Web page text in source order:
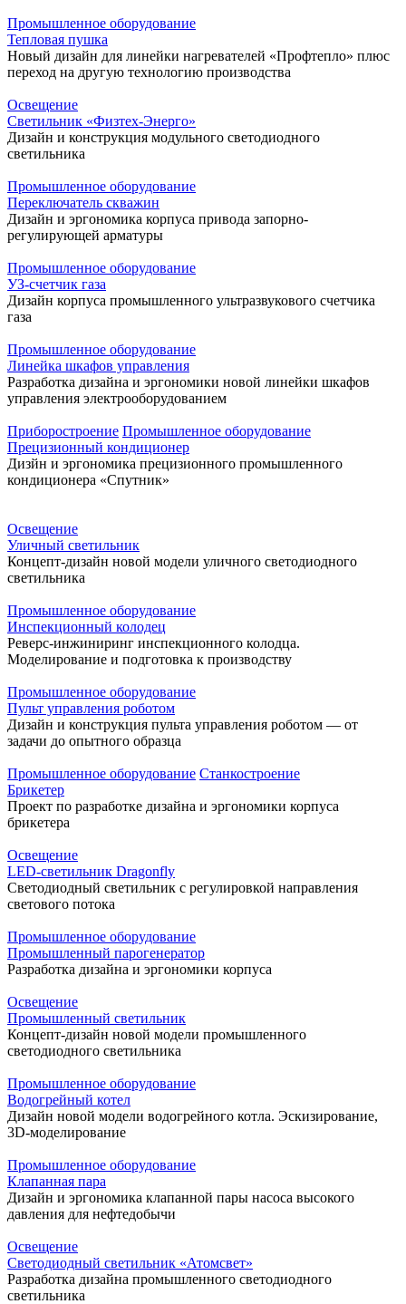
Промышленное оборудование
Тепловая пушка
Новый дизайн для линейки нагревателей «Профтепло» плюс
переход на другую технологию производства
Освещение
Светильник «Физтех-Энерго»
Дизайн и конструкция модульного светодиодного
светильника
Промышленное оборудование
Переключатель скважин
Дизайн и эргономика корпуса привода запорно-
регулирующей арматуры
Промышленное оборудование
УЗ-счетчик газа
Дизайн корпуса промышленного ультразвукового счетчика
газа
Промышленное оборудование
Линейка шкафов управления
Разработка дизайна и эргономики новой линейки шкафов
управления электрооборудованием
Приборостроение Промышленное оборудование
Прецизионный кондиционер
Дизйн и эргономика прецизионного промышленного
кондиционера «Спутник»
Освещение
Уличный светильник
Концепт-дизайн новой модели уличного светодиодного
светильника
Промышленное оборудование
Инспекционный колодец
Реверс-инжиниринг инспекционного колодца.
Моделирование и подготовка к производству
Промышленное оборудование
Пульт управления роботом
Дизайн и конструкция пульта управления роботом — от
задачи до опытного образца
Промышленное оборудование Станкостроение
Брикетер
Проект по разработке дизайна и эргономики корпуса
брикетера
Освещение
LED-светильник Dragonfly
Светодиодный светильник с регулировкой направления
светового потока
Промышленное оборудование
Промышленный парогенератор
Разработка дизайна и эргономики корпуса
Освещение
Промышленный светильник
Концепт-дизайн новой модели промышленного
светодиодного светильника
Промышленное оборудование
Водогрейный котел
Дизайн новой модели водогрейного котла. Эскизирование,
3D-моделирование
Промышленное оборудование
Клапанная пара
Дизайн и эргономика клапанной пары насоса высокого
давления для нефтедобычи
Освещение
Светодиодный светильник «Атомсвет»
Разработка дизайна промышленного светодиодного
светильника